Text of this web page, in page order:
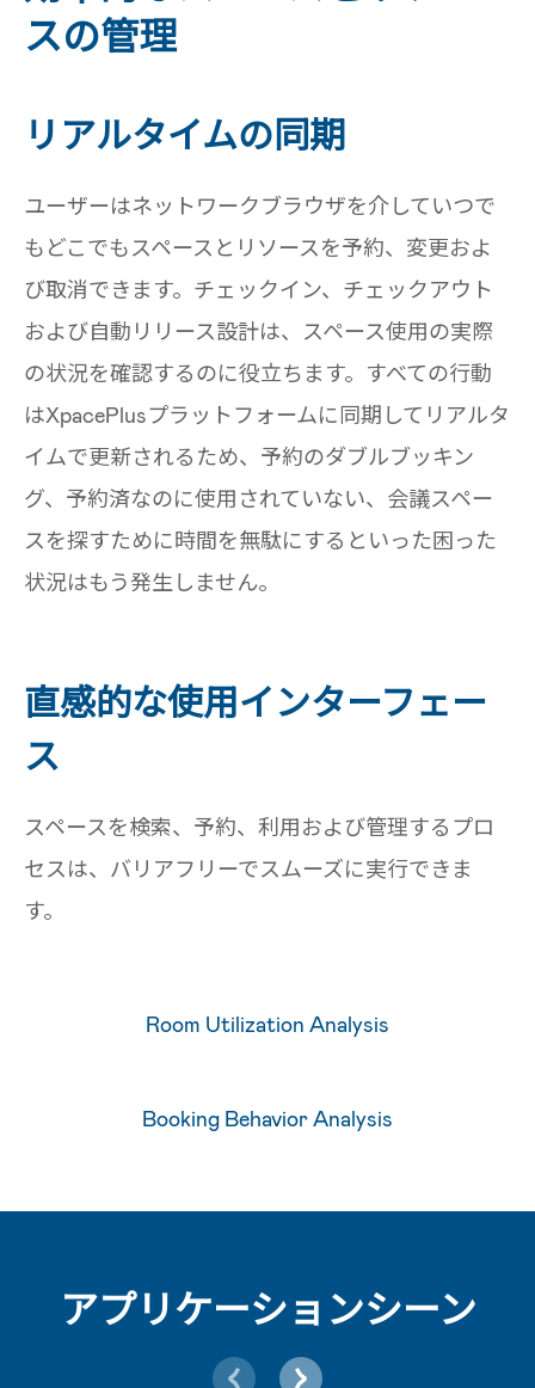
スの管理
リアルタイムの同期
ユーザーはネットワークブラウザを介していつで
もどこでもスペースとリソースを予約、変更およ
び取消できます。チェックイン、チェックアウト
および自動リリース設計は、スペース使用の実際
の状況を確認するのに役立ちます。すべての行動
はXpacePlusプラットフォームに同期してリアルタ
イムで更新されるため、予約のダブルブッキン
グ、予約済なのに使用されていない、会議スペー
スを探すために時間を無駄にするといった困った
状況はもう発生しません。
直感的な使用インターフェー
ス
スペースを検索、予約、利用および管理するプロ
セスは、バリアフリーでスムーズに実行できま
す。
Room Utilization Analysis
Booking Behavior Analysis
アプリケーションシーン